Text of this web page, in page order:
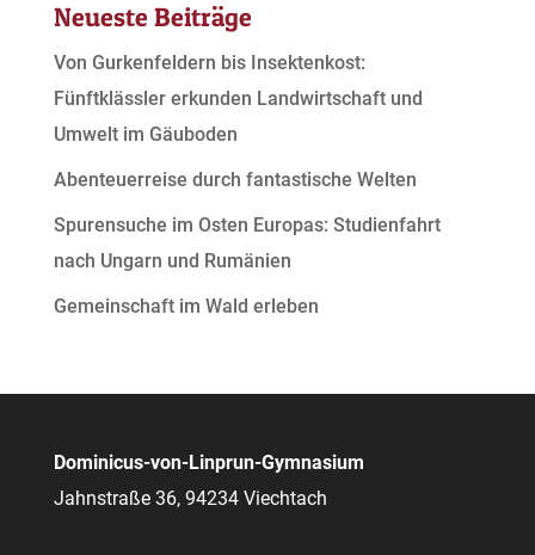
Neueste Beiträge
Von Gurkenfeldern bis Insektenkost:
Fünftklässler erkunden Landwirtschaft und
Umwelt im Gäuboden
Abenteuerreise durch fantastische Welten
Spurensuche im Osten Europas: Studienfahrt
nach Ungarn und Rumänien
Gemeinschaft im Wald erleben
Dominicus-von-Linprun-Gymnasium
Jahnstraße 36, 94234 Viechtach